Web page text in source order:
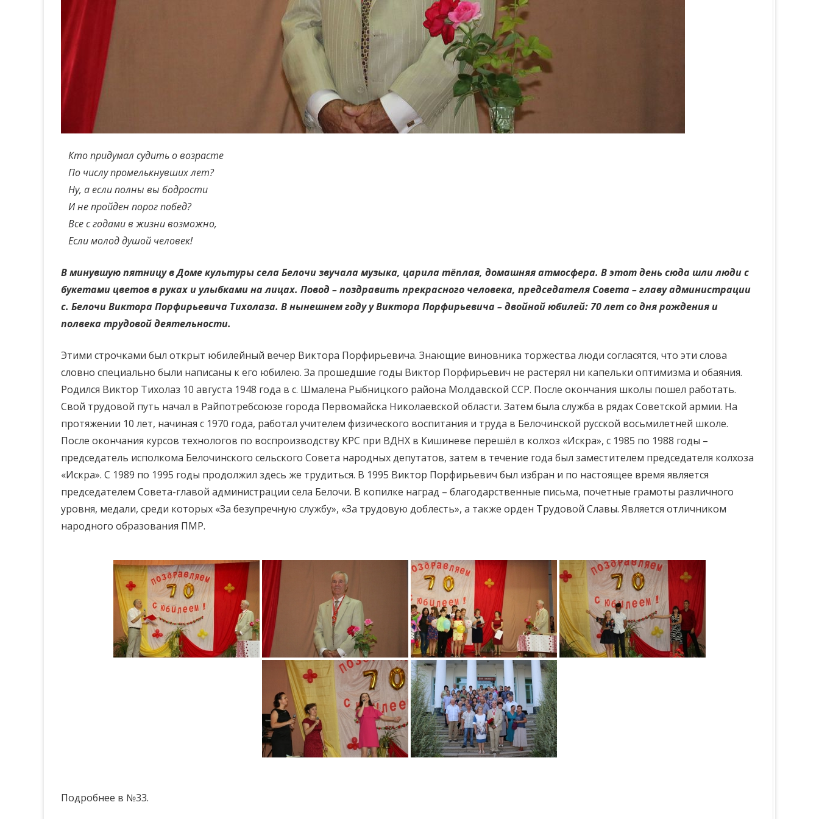
Кто придумал судить о возрасте
По числу промелькнувших лет?
Ну, а если полны вы бодрости
И не пройден порог побед?
Все с годами в жизни возможно,
Если молод душой человек!
В минувшую пятницу в Доме культуры села Белочи звучала музыка, царила тёплая, домашняя атмосфера. В этот день сюда шли люди с
букетами цветов в руках и улыбками на лицах. Повод – поздравить прекрасного человека, председателя Совета – главу администрации
с. Белочи Виктора Порфирьевича Тихолаза. В нынешнем году у Виктора Порфирьевича – двойной юбилей: 70 лет со дня рождения и
полвека трудовой деятельности.
Этими строчками был открыт юбилейный вечер Виктора Порфирьевича. Знающие виновника торжества люди согласятся, что эти слова
словно специально были написаны к его юбилею. За прошедшие годы Виктор Порфирьевич не растерял ни капельки оптимизма и обаяния.
Родился Виктор Тихолаз 10 августа 1948 года в с. Шмалена Рыбницкого района Молдавской ССР. После окончания школы пошел работать.
Свой трудовой путь начал в Райпотребсоюзе города Первомайска Николаевской области. Затем была служба в рядах Советской армии. На
протяжении 10 лет, начиная с 1970 года, работал учителем физического воспитания и труда в Белочинской русской восьмилетней школе.
После окончания курсов технологов по воспроизводству КРС при ВДНХ в Кишиневе перешёл в колхоз «Искра», с 1985 по 1988 годы –
председатель исполкома Белочинского сельского Совета народных депутатов, затем в течение года был заместителем председателя колхоза
«Искра». С 1989 по 1995 годы продолжил здесь же трудиться. В 1995 Виктор Порфирьевич был избран и по настоящее время является
председателем Совета-главой администрации села Белочи. В копилке наград – благодарственные письма, почетные грамоты различного
уровня, медали, среди которых «За безупречную службу», «За трудовую доблесть», а также орден Трудовой Славы. Является отличником
народного образования ПМР.
Подробнее в №33.